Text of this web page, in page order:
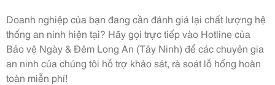
Doanh nghiệp của bạn đang cần đánh giá lại chất lượng hệ
thống an ninh hiện tại? Hãy gọi trực tiếp vào Hotline của
Bảo vệ Ngày & Đêm Long An (Tây Ninh) để các chuyên gia
an ninh của chúng tôi hỗ trợ khảo sát, rà soát lỗ hổng hoàn
toàn miễn phí!